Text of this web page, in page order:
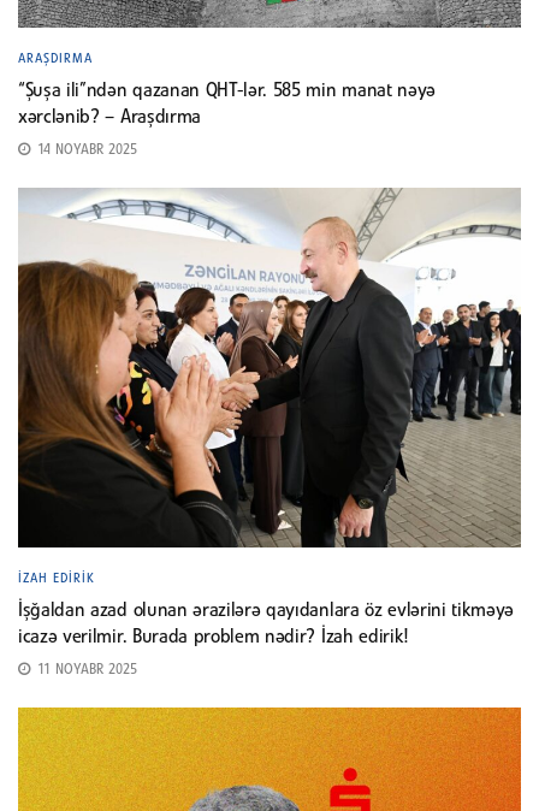
ARAŞDIRMA
“Şuşa ili”ndən qazanan QHT-lər. 585 min manat nəyə
xərclənib? – Araşdırma
14 NOYABR 2025
İZAH EDIRIK
İşğaldan azad olunan ərazilərə qayıdanlara öz evlərini tikməyə
icazə verilmir. Burada problem nədir? İzah edirik!
11 NOYABR 2025